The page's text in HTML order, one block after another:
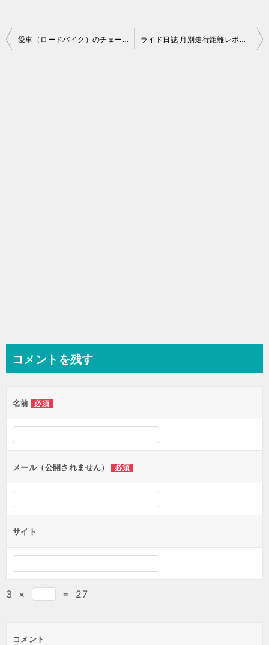
投
愛車（ロードバイク）のチェーン交換を実施！ ライド日誌 月別走行距離レポート（2017年10月）
コメントを残す
名前 必須
メール（公開されません） 必須
サイト
3 × = 27
コメント